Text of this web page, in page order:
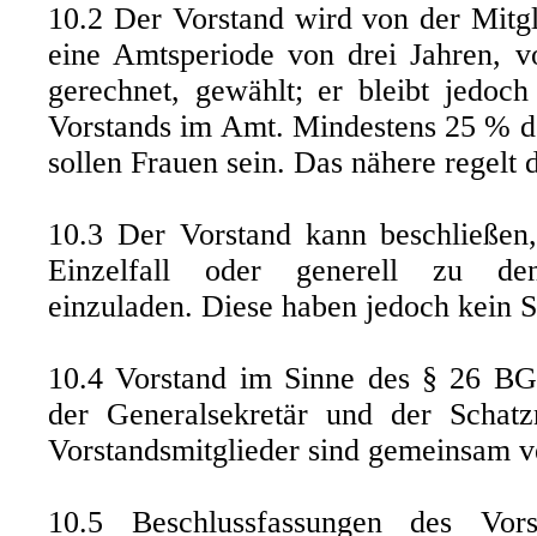
10.2 Der Vorstand wird von der
eine Amtsperiode von drei Jahren,
gerechnet, gewählt; er bleibt
Vorstands im Amt. Mindestens 25 %
sollen Frauen sein. Das nähere regelt
10.3 Der Vorstand kann
Einzelfall oder generell zu den
einzuladen. Diese haben jedoch kein
10.4 Vorstand im Sinne des § 26
der Generalsekretär und der
Vorstandsmitglieder sind gemeinsam
10.5 Beschlussfassungen des